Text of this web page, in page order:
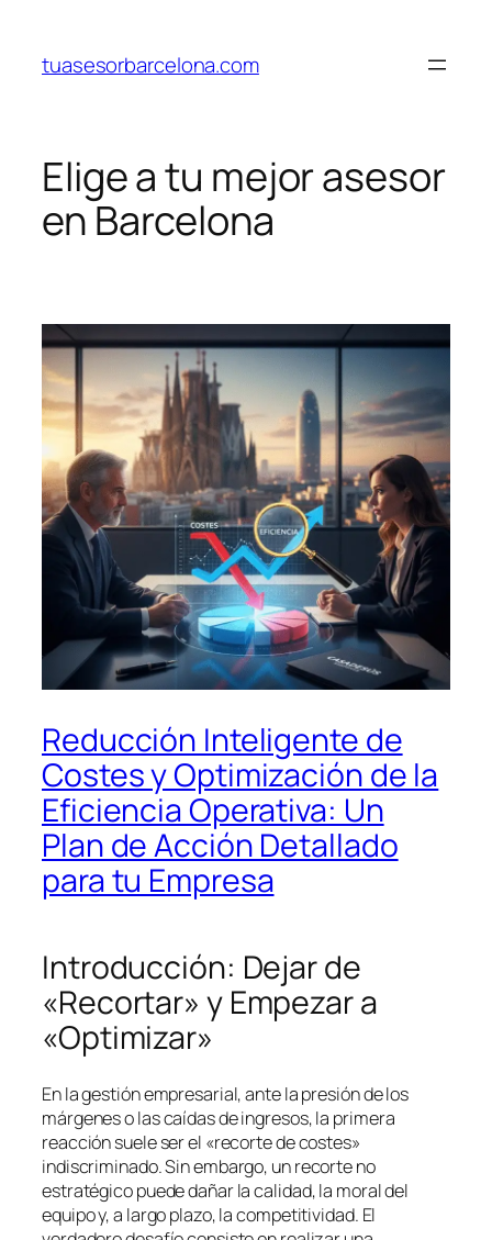
contenido
tuasesorbarcelona.com
Elige a tu mejor asesor
en Barcelona
Reducción Inteligente de
Costes y Optimización de la
Eficiencia Operativa: Un
Plan de Acción Detallado
para tu Empresa
Introducción: Dejar de
«Recortar» y Empezar a
«Optimizar»
En la gestión empresarial, ante la presión de los
márgenes o las caídas de ingresos, la primera
reacción suele ser el «recorte de costes»
indiscriminado. Sin embargo, un recorte no
estratégico puede dañar la calidad, la moral del
equipo y, a largo plazo, la competitividad. El